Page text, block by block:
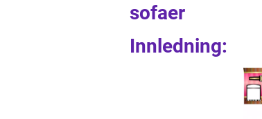
sofaer
Innledning: